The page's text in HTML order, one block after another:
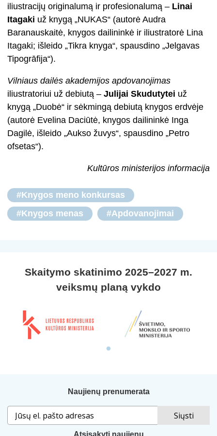
iliustracijų originalumą ir profesionalumą – Linai
Itagaki už knygą „NUKAS“ (autorė Audra
Baranauskaitė, knygos dailininkė ir iliustratorė Lina
Itagaki; išleido „Tikra knyga“, spausdino „Jelgavas
Tipogrāfija“).
Vilniaus dailės akademijos apdovanojimas
iliustratoriui už debiutą – Julijai Skudutytei už
knygą „Duobė“ ir sėkmingą debiutą knygos erdvėje
(autorė Evelina Daciūtė, knygos dailininkė Inga
Dagilė, išleido „Aukso žuvys“, spausdino „Petro
ofsetas“).
Kultūros ministerijos informacija
#Knygos meno konkursas
#Knygos menas
#Apdovanojimai
Skaitymo skatinimo 2025–2027 m.
veiksmų planą vykdo
Naujienų prenumerata
Atsisakyti naujienų